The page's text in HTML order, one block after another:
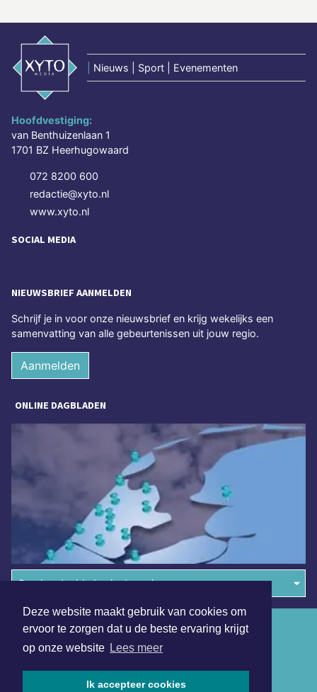
Deze website maakt gebruik van cookies om
ervoor te zorgen dat u de beste ervaring krijgt
op onze website Lees meer
Ik accepteer cookies
Nieuws | Sport | Evenementen
Hoofdvestiging:
van Benthuizenlaan 1
1701 BZ Heerhugowaard
072 8200 600
redactie@xyto.nl
www.xyto.nl
SOCIAL MEDIA
NIEUWSBRIEF AANMELDEN
Schrijf je in voor onze nieuwsbrief en krijg wekelijks een
samenvatting van alle gebeurtenissen uit jouw regio.
Aanmelden
ONLINE DAGBLADEN
Overige dagbladen in de regio
Algemene voorwaarden
Disclaimer